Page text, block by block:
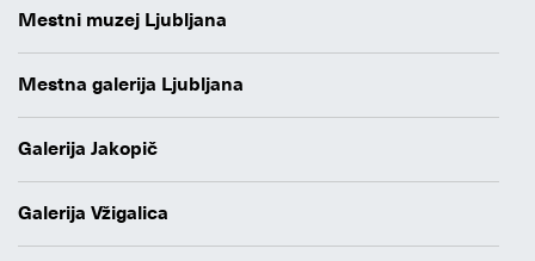
Mestni muzej Ljubljana
Mestna galerija Ljubljana
Galerija Jakopič
Galerija Vžigalica